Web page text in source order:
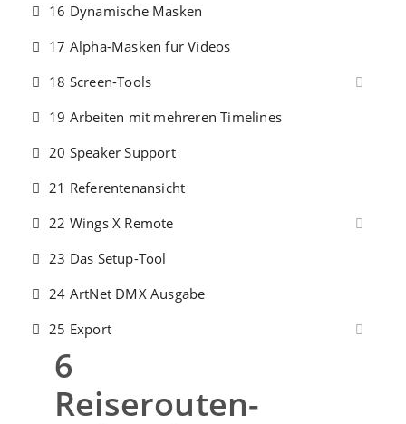
16 Dynamische Masken
17 Alpha-Masken für Videos
18 Screen-Tools
19 Arbeiten mit mehreren Timelines
20 Speaker Support
21 Referentenansicht
22 Wings X Remote
23 Das Setup-Tool
24 ArtNet DMX Ausgabe
25 Export
6
Reiserouten-